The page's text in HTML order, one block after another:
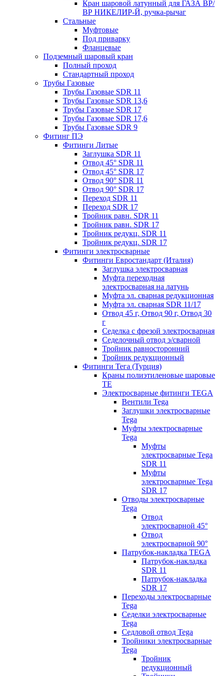
Кран шаровой латунный для ГАЗА ВР/
ВР НИКЕЛИР-Й, ручка-рычаг
Стальные
Муфтовые
Под приварку
Фланцевые
Подземный шаровый кран
Полный проход
Стандартный проход
Трубы Газовые
Трубы Газовые SDR 11
Трубы Газовые SDR 13,6
Трубы Газовые SDR 17
Трубы Газовые SDR 17,6
Трубы Газовые SDR 9
Фитинг ПЭ
Фитинги Литые
Заглушка SDR 11
Отвод 45° SDR 11
Отвод 45° SDR 17
Отвод 90° SDR 11
Отвод 90° SDR 17
Переход SDR 11
Переход SDR 17
Тройник равн. SDR 11
Тройник равн. SDR 17
Тройник редукц. SDR 11
Тройник редукц. SDR 17
Фитинги электросварные
Фитинги Евростандарт (Италия)
Заглушка электросварная
Муфта переходная
электросварная на латунь
Муфта эл. cварная редукционная
Муфта эл. сварная SDR 11/17
Отвод 45 г, Отвод 90 г, Отвод 30
г
Седелка с фрезой электросварная
Седелочный отвод э/сварной
Тройник равносторонний
Тройник редукционный
Фитинги Тега (Турция)
Краны полиэтиленовые шаровые
TE
Электросварные фитинги TEGA
Вентили Tega
Заглушки электросварные
Tega
Муфты электросварные
Tega
Муфты
электросварные Tega
SDR 11
Муфты
электросварные Tega
SDR 17
Отводы электросварные
Tega
Отвод
электросварной 45°
Отвод
электросварной 90°
Патрубок-накладка TEGA
Патрубок-накладка
SDR 11
Патрубок-накладка
SDR 17
Переходы электросварные
Tega
Седелки электросварные
Tega
Седловой отвод Tega
Тройники электросварные
Tega
Тройник
редукционный